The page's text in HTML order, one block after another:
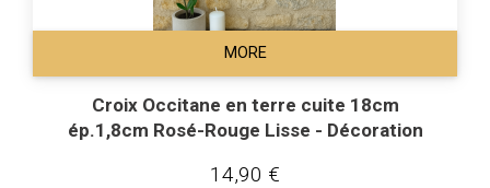
MORE
Croix Occitane en terre cuite 18cm
ép.1,8cm Rosé-Rouge Lisse - Décoration
14,90 €